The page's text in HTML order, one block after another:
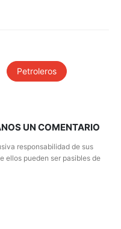
Petroleros
UN COMENTARIO
responsabilidad de sus
ellos pueden ser pasibles de